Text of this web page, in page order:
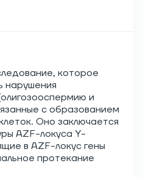
которое
нарушения
и
с образованием
Оно заключается
AZF-локуса Y-
в AZF-локус гены
протекание